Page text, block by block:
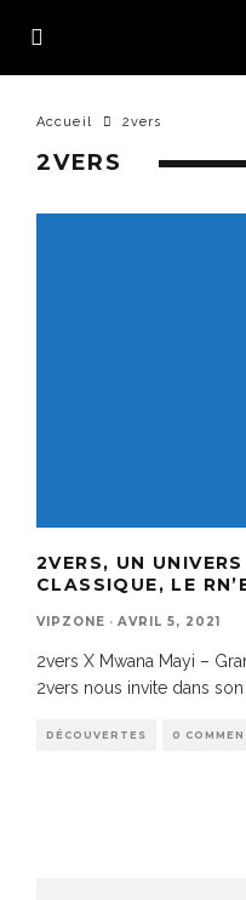
Accueil 2vers
2VERS
2VERS, UN
CLASSIQUE, LE
VIPZONE · AVRIL 5, 2021
2vers X Mwana Mayi –
2vers nous invite dans
DÉCOUVERTES 0